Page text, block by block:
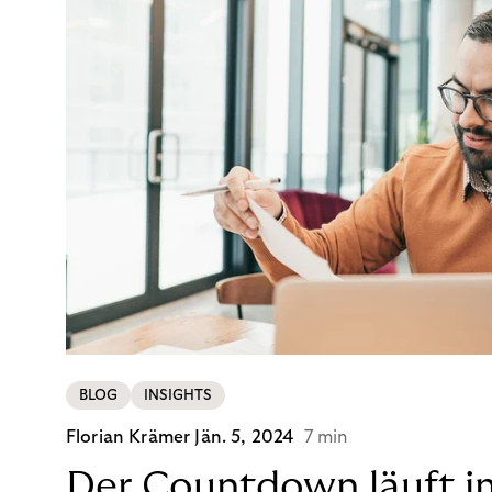
BLOG INSIGHTS
Florian Krämer Jän. 5, 2024 7 min